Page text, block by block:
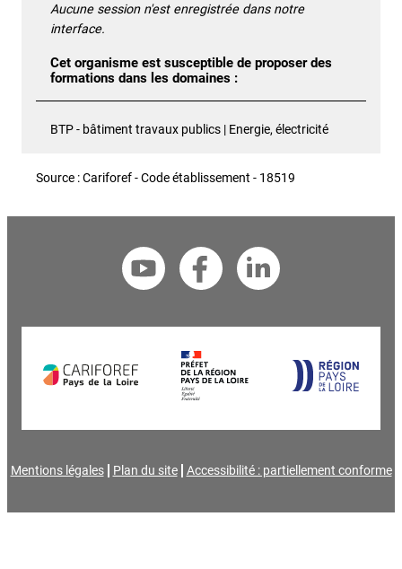
Aucune session n'est enregistrée dans notre
interface.
Cet organisme est susceptible de proposer des
formations dans les domaines :
BTP - bâtiment travaux publics | Energie, électricité
Source : Cariforef - Code établissement - 18519
Mentions légales Plan du site Accessibilité : partiellement conforme